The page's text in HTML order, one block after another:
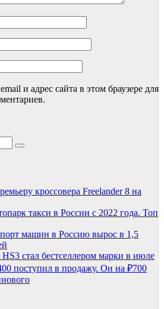
и адрес сайта в этом браузере для
кроссовера Freelander 8 на
такси в России с 2022 года. Топ
машин в Россию вырос в 1,5
стал бестселлером марки в июле
поступил в продажу. Он на ₽700